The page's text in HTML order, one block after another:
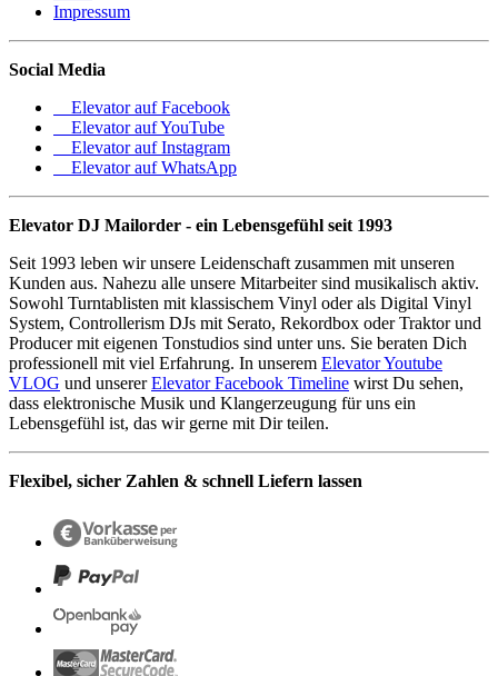
Impressum
Social Media
Elevator auf Facebook
Elevator auf YouTube
Elevator auf Instagram
Elevator auf WhatsApp
Elevator DJ Mailorder - ein Lebensgefühl seit 1993
Seit 1993 leben wir unsere Leidenschaft zusammen mit unseren
Kunden aus. Nahezu alle unsere Mitarbeiter sind musikalisch aktiv.
Sowohl Turntablisten mit klassischem Vinyl oder als Digital Vinyl
System, Controllerism DJs mit Serato, Rekordbox oder Traktor und
Producer mit eigenen Tonstudios sind unter uns. Sie beraten Dich
professionell mit viel Erfahrung. In unserem Elevator Youtube
VLOG und unsererElevator Facebook Timeline wirst Du sehen,
dass elektronische Musik und Klangerzeugung für uns ein
Lebensgefühl ist, das wir gerne mit Dir teilen.
Flexibel, sicher Zahlen & schnell Liefern lassen